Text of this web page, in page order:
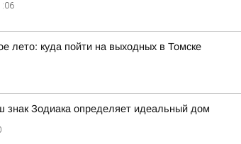
лето: куда пойти на выходных в Томске
знак Зодиака определяет идеальный дом